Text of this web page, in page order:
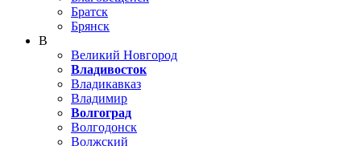
Братск
Брянск
В
Великий Новгород
Владивосток
Владикавказ
Владимир
Волгоград
Волгодонск
Волжский